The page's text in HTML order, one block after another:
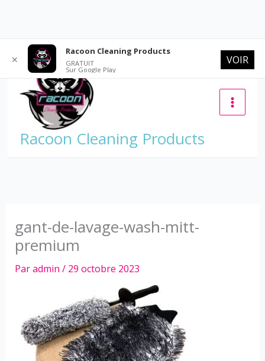
contenu
Racoon Cleaning Products
gant-de-lavage-wash-mitt-
premium
Paradmin / 29 octobre 2023
✕
Racoon Cleaning Products
GRATUIT
Sur Google Play
VOIR